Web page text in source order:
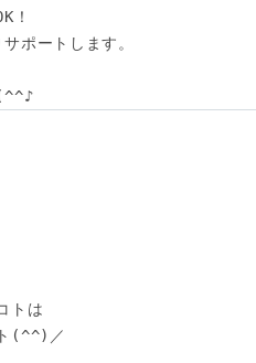
！
ポートします。
トは
(^^)／